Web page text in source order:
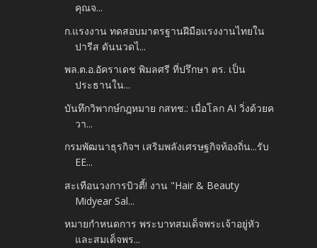
คุณจ...
ก.แรงงาน ทดสอบมาตรฐานฝีมือแรงงานไทยใน
ปารีส ดันนวดไ...
พล.ต.อ.อัคราเดช พิมลศรี ที่ปรึกษา ตร. เป็น
ประธานใน...
บันทึกวิพากษ์กฎหมาย กสทช.: เมื่อโลก AI วิ่งด้วยค
วา...
กรมพัฒนาธุรกิจฯ เสริมพลังเศรษฐกิจท้องถิ่น...รับ
EE...
สะเทือนวงการบิวตี้! งาน "Hair & Beauty
Midyear Sal...
หมายกำหนดการ พระบาทสมเด็จพระเจ้าอยู่หัว
และสมเด็จพร...